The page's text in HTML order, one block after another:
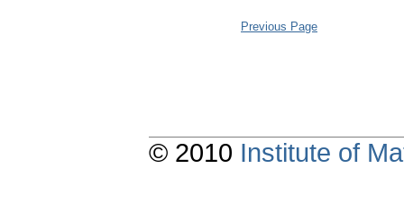
Previous Page
© 2010 Institute of